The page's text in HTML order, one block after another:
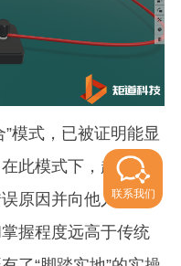
式，已被证明能显
此模式下，超过
原因并向他人清晰
握程度远高于传统
联系我们